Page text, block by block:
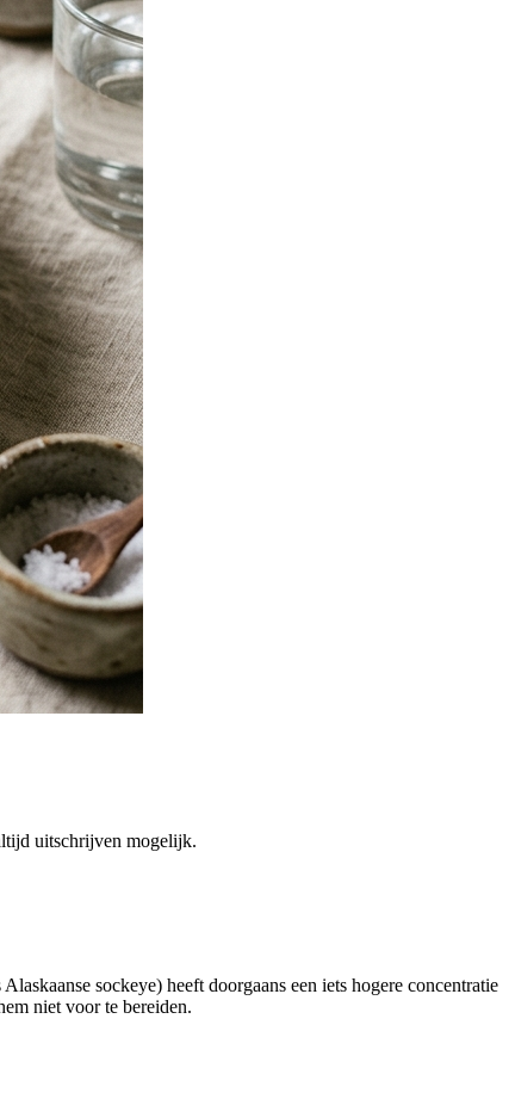
uitschrijven mogelijk.
sockeye) heeft doorgaans een iets hogere concentratie
niet voor te bereiden.